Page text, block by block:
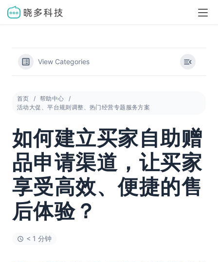
View Categories
首页
帮助中心
活动大促、平台规则调整、热门经营专题服务方案
如何建立买家自助赠
品申请渠道，让买家
享受高效、便捷的售
后体验？
< 1 分钟